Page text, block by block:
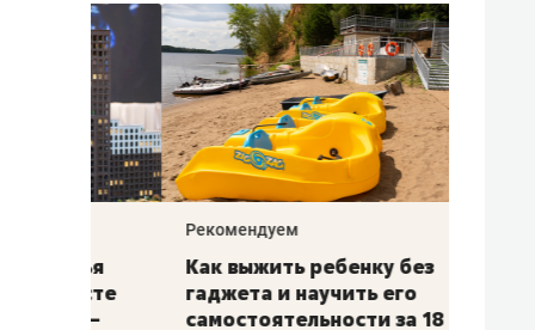
Рекомендуем
Как выжить ребенку без
гаджета и научить его
самостоятельности за 18